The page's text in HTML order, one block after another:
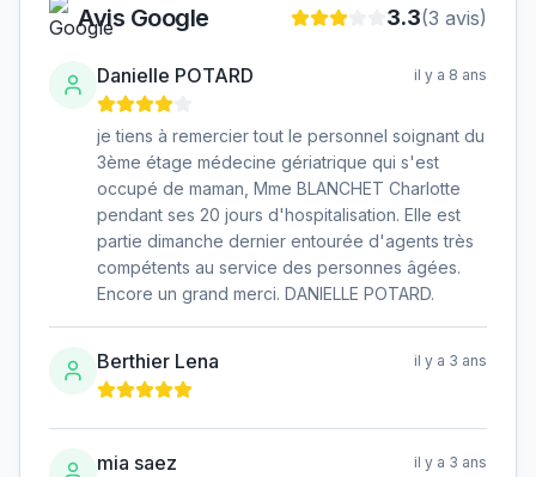
Avis Google 3.3(3 avis)
Danielle POTARD il y a 8 ans
je tiens à remercier tout le personnel soignant du
3ème étage médecine gériatrique qui s'est
occupé de maman, Mme BLANCHET Charlotte
pendant ses 20 jours d'hospitalisation. Elle est
partie dimanche dernier entourée d'agents très
compétents au service des personnes âgées.
Encore un grand merci. DANIELLE POTARD.
Berthier Lena il y a 3 ans
mia saez il y a 3 ans